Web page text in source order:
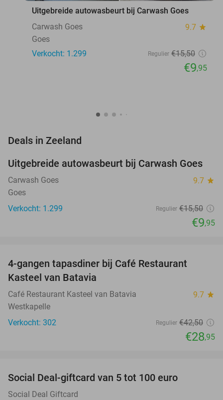
Uitgebreide autowasbeurt bij Carwash Goes
Carwash Goes
9.7 star
Goes
Verkocht: 1.299
Regulier €15,50
€9,95
Deals in Zeeland
36%
Uitgebreide autowasbeurt bij Carwash Goes
Carwash Goes 9.7 star
Goes
Verkocht: 1.299
Regulier €15,50
€9,95
4-gangen tapasdiner bij Café Restaurant
Kasteel van Batavia
Café Restaurant Kasteel van Batavia 9.7 star
Westkapelle
Verkocht: 302
Regulier €42,50
€28,95
Social Deal-giftcard van 5 tot 100 euro
Social Deal Giftcard